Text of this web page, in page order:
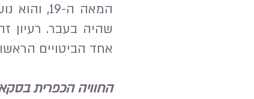
המאה ה-
שהיה בעבר. רעיון
אחד הביטויים
החוויה הכפרית